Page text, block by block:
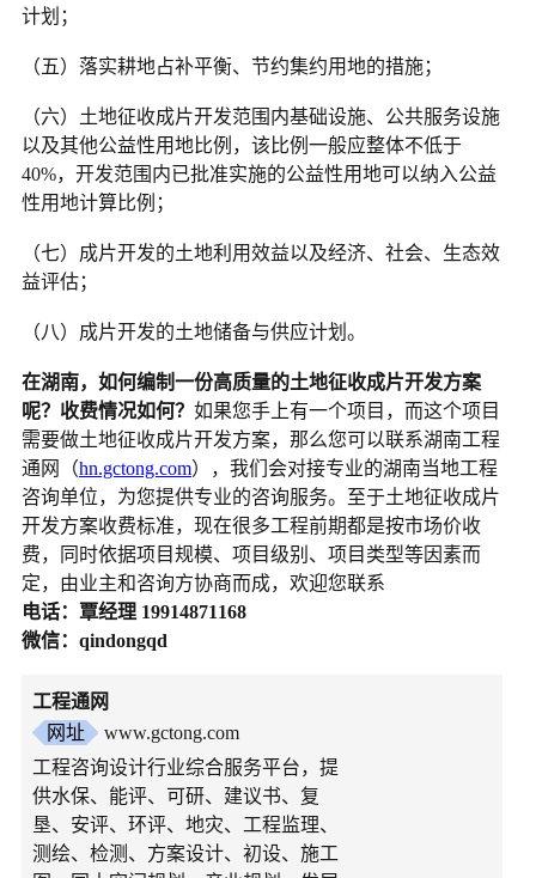
计划；
（五）落实耕地占补平衡、节约集约用地的措施；
（六）土地征收成片开发范围内基础设施、公共服务设施
以及其他公益性用地比例，该比例一般应整体不低于
40%，开发范围内已批准实施的公益性用地可以纳入公益
性用地计算比例；
（七）成片开发的土地利用效益以及经济、社会、生态效
益评估；
（八）成片开发的土地储备与供应计划。
在湖南，如何编制一份高质量的土地征收成片开发方案
呢？收费情况如何？ 如果您手上有一个项目，而这个项目
需要做土地征收成片开发方案，那么您可以联系湖南工程
通网（hn.gctong.com），我们会对接专业的湖南当地工程
咨询单位，为您提供专业的咨询服务。至于土地征收成片
开发方案收费标准，现在很多工程前期都是按市场价收
费，同时依据项目规模、项目级别、项目类型等因素而
定，由业主和咨询方协商而成，欢迎您联系
电话：覃经理 19914871168
微信：qindongqd
工程通网
网址
www.gctong.com
工程咨询设计行业综合服务平台，提
供水保、能评、可研、建议书、复
垦、安评、环评、地灾、工程监理、
测绘、检测、方案设计、初设、施工